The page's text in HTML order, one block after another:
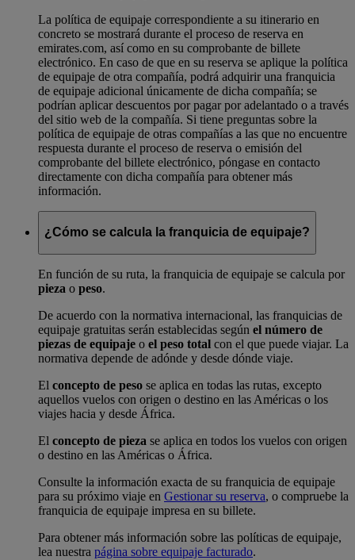
La política de equipaje correspondiente a su itinerario en
concreto se mostrará durante el proceso de reserva en
emirates.com, así como en su comprobante de billete
electrónico. En caso de que en su reserva se aplique la política
de equipaje de otra compañía, podrá adquirir una franquicia
de equipaje adicional únicamente de dicha compañía; se
podrían aplicar descuentos por pagar por adelantado o a través
del sitio web de la compañía. Si tiene preguntas sobre la
política de equipaje de otras compañías a las que no encuentre
respuesta durante el proceso de reserva o emisión del
comprobante del billete electrónico, póngase en contacto
directamente con dicha compañía para obtener más
información.
¿Cómo se calcula la franquicia de equipaje?
En función de su ruta, la franquicia de equipaje se calcula por
pieza o peso.
De acuerdo con la normativa internacional, las franquicias de
equipaje gratuitas serán establecidas según el número de
piezas de equipaje o el peso total con el que puede viajar. La
normativa depende de adónde y desde dónde viaje.
El concepto de peso se aplica en todas las rutas, excepto
aquellos vuelos con origen o destino en las Américas o los
viajes hacia y desde África.
El concepto de pieza se aplica en todos los vuelos con origen
o destino en las Américas o África.
Consulte la información exacta de su franquicia de equipaje
para su próximo viaje en Gestionar su reserva, o compruebe la
franquicia de equipaje impresa en su billete.
Para obtener más información sobre las políticas de equipaje,
lea nuestra página sobre equipaje facturado.